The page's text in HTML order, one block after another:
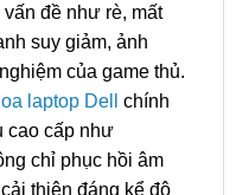
đề như rè, mất
suy giảm, ảnh
của game thủ.
loa laptop Dell
chính
cao cấp như
chỉ phục hồi âm
thiện đáng kể độ